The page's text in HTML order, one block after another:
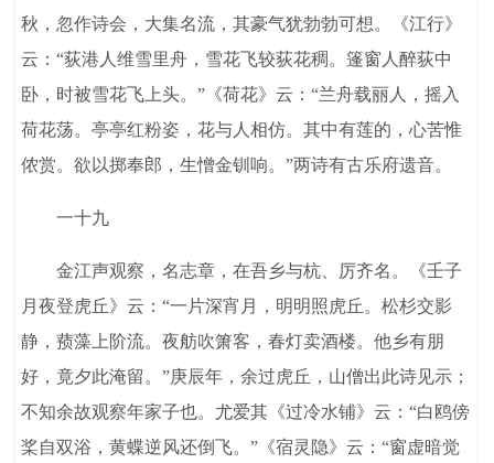
秋，忽作诗会，大集名流，其豪气犹勃勃可想。《江行》
云：“荻港人维雪里舟，雪花飞较荻花稠。篷窗人醉荻中
卧，时被雪花飞上头。”《荷花》云：“兰舟载丽人，摇入
荷花荡。亭亭红粉姿，花与人相仿。其中有莲的，心苦惟
侬赏。欲以掷奉郎，生憎金钏响。”两诗有古乐府遗音。
一十九
金江声观察，名志章，在吾乡与杭、厉齐名。《壬子
月夜登虎丘》云：“一片深宵月，明明照虎丘。松杉交影
静，蓣藻上阶流。夜舫吹箫客，春灯卖酒楼。他乡有朋
好，竟夕此淹留。”庚辰年，余过虎丘，山僧出此诗见示；
不知余故观察年家子也。尤爱其《过冷水铺》云：“白鸥傍
桨自双浴，黄蝶逆风还倒飞。”《宿灵隐》云：“窗虚暗觉